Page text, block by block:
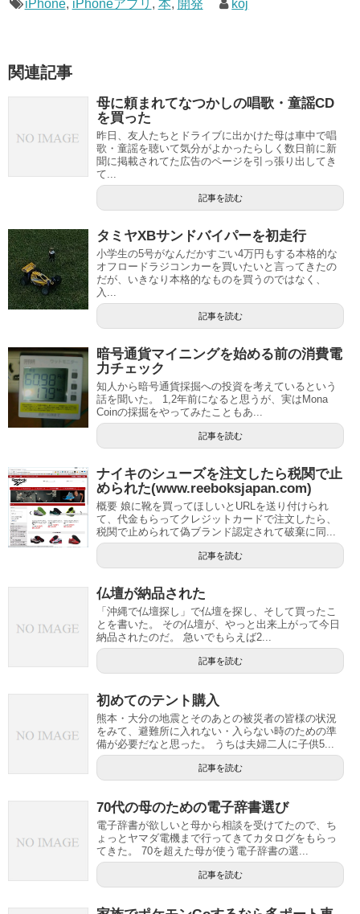
iPhone, iPhoneアプリ , 本, 開発 koj
関連記事
母に頼まれてなつかしの唱歌・童謡CD
を買った
昨日、友人たちとドライブに出かけた母は車中で唱
歌・童謡を聴いて気分がよかったらしく数日前に新
聞に掲載されてた広告のページを引っ張り出してき
て...
記事を読む
タミヤXBサンドバイパーを初走行
小学生の5号がなんだかすごい4万円もする本格的な
オフロードラジコンカーを買いたいと言ってきたの
だが、いきなり本格的なものを買うのではなく、
入...
記事を読む
暗号通貨マイニングを始める前の消費電
力チェック
知人から暗号通貨採掘への投資を考えているという
話を聞いた。 1,2年前になると思うが、実はMona
Coinの採掘をやってみたこともあ...
記事を読む
ナイキのシューズを注文したら税関で止
められた(www.reeboksjapan.com)
概要 娘に靴を買ってほしいとURLを送り付けられ
て、代金もらってクレジットカードで注文したら、
税関で止められて偽ブランド認定されて破棄に同...
記事を読む
仏壇が納品された
「沖縄で仏壇探し」で仏壇を探し、そして買ったこ
とを書いた。 その仏壇が、やっと出来上がって今日
納品されたのだ。 急いでもらえば2...
記事を読む
初めてのテント購入
熊本・大分の地震とそのあとの被災者の皆様の状況
をみて、避難所に入れない・入らない時のための準
備が必要だなと思った。 うちは夫婦二人に子供5...
記事を読む
70代の母のための電子辞書選び
電子辞書が欲しいと母から相談を受けてたので、ち
ょっとヤマダ電機まで行ってきてカタログをもらっ
てきた。 70を超えた母が使う電子辞書の選...
記事を読む